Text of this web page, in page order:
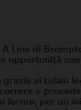
Line di
opportunità
al telaio
e
fermo, per un